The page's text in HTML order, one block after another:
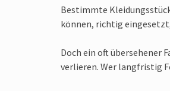
Bestimmte
können, richtig
Doch ein oft übersehener
verlieren. Wer langfristig